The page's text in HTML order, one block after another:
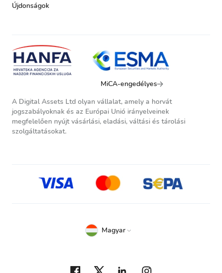
Újdonságok
MiCA-engedélyes
A Digital Assets Ltd olyan vállalat, amely a horvát
jogszabályoknak és az Európai Unió irányelveinek
megfelelően nyújt vásárlási, eladási, váltási és tárolási
szolgáltatásokat.
Magyar